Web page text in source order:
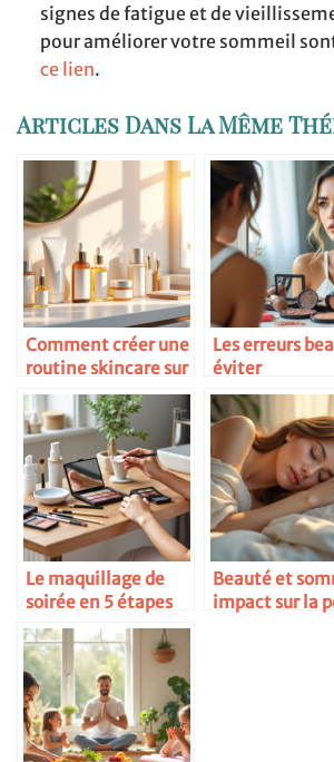
signes de fatigue et de
pour améliorer votre sommeil
ce lien.
Articles Dans La Même
Comment créer une
routine skincare sur
mesure
Les erreurs
éviter
Le maquillage de
soirée en 5 étapes
Beauté et
impact sur la